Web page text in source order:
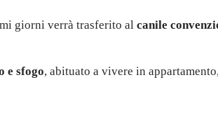
giorni verrà trasferito al canile
e sfogo, abituato a vivere in